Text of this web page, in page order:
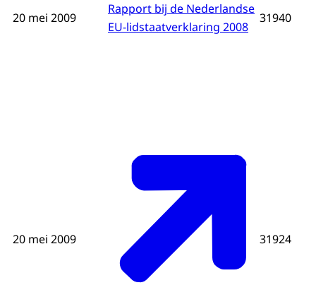
20 mei 2009
Rapport bij de Nederlandse
EU-lidstaatverklaring 2008
31940
20 mei 2009 31924